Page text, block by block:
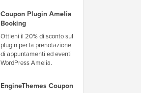
Coupon Plugin Amelia
Booking
Ottieni il 20% di sconto sul
plugin per la prenotazione
di appuntamenti ed eventi
WordPress Amelia.
EngineThemes Coupon